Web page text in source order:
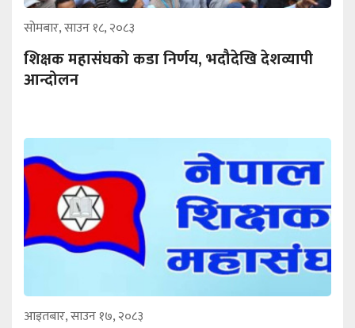
सोमबार, साउन १८, २०८३
शिक्षक महासंघको कडा निर्णय, भदौदेखि देशव्यापी
आन्दोलन
आइतबार, साउन १७, २०८३